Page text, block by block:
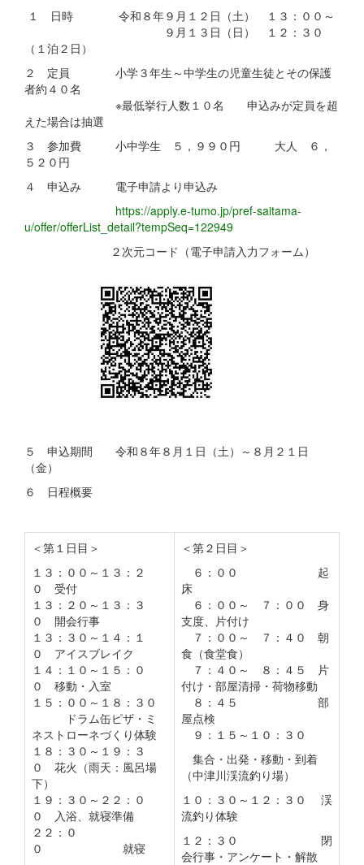
１ 日時 令和８年９月１２日（土） １３：００～
９月１３日（日） １２：３０
（１泊２日）
２ 定員 小学３年生～中学生の児童生徒とその保護
者約４０名
※最低挙行人数１０名 申込みが定員を超
えた場合は抽選
３ 参加費 小中学生 ５，９９０円 大人 ６，
５２０円
４ 申込み 電子申請より申込み
https://apply.e-tumo.jp/pref-saitama-
u/offer/offerList_detail?tempSeq=122949
２次元コード（電子申請入力フォーム）
５ 申込期間 令和８年８月１日（土）～８月２１日
（金）
６ 日程概要
＜第１日目＞
１３：００～１３：２
０ 受付
１３：２０～１３：３
０ 開会行事
１３：３０～１４：１
０ アイスブレイク
１４：１０～１５：０
０ 移動・入室
１５：００～１８：３０
ドラム缶ピザ・ミ
ネストローネづくり体験
１８：３０～１９：３
０ 花火（雨天：風呂場
下）
１９：３０～２２：０
０ 入浴、就寝準備
２２：０
０ 就寝
＜第２日目＞
６：００ 起
床
６：００～ ７：００ 身
支度、片付け
７：００～ ７：４０ 朝
食（食堂食）
７：４０～ ８：４５ 片
付け・部屋清掃・荷物移動
８：４５ 部
屋点検
９：１５～１０：３０
集合・出発・移動・到着
（中津川渓流釣り場）
１０：３０～１２：３０ 渓
流釣り体験
１２：３０ 閉
会行事・アンケート・解散